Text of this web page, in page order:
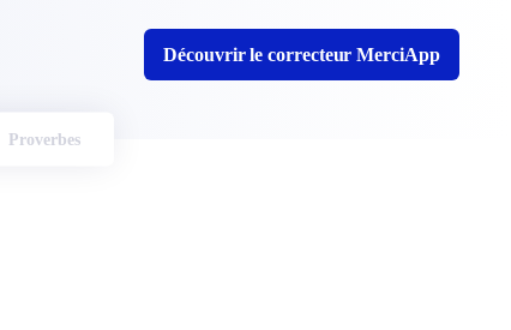
Découvrir le correcteur MerciApp
Proverbes